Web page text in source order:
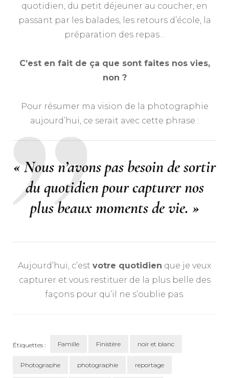
quotidien, du petit déjeuner au coucher, en
passant par les balades, les retours d’école, la
préparation des repas…
C’est en fait de ça que sont faites nos vies,
non ?
Pour résumer ma vision de la photographie
aujourd’hui, ce serait avec cette phrase :
« Nous n’avons pas besoin de sortir
du quotidien pour capturer nos
plus beaux moments de vie. »
Aujourd’hui, c’est votre quotidien que je veux
capturer et vous restituer de la plus belle des
façons pour qu’il ne s’oublie pas.
Étiquettes : Famille Finistère noir et blanc
Photographe photographie reportage